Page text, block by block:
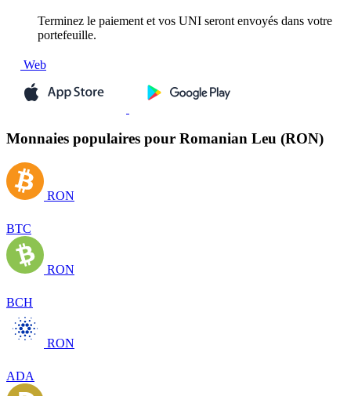
Terminez le paiement et vos UNI seront envoyés dans votre
portefeuille.
Web
Monnaies populaires pour Romanian Leu (RON)
RON
BTC
RON
BCH
RON
ADA